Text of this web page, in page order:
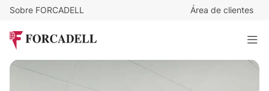
Sobre FORCADELL Área de clientes
Oficina en alquiler P.E Nudo Eisenhower. Madrid.
209 m²